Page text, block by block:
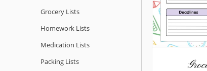
Grocery Lists
Homework Lists
Medication Lists
Packing Lists